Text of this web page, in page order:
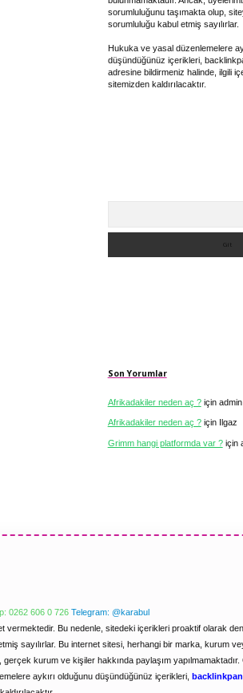
sorumluluğunu taşımakta olup,
sorumluluğu kabul etmiş sayılırlar.
Hukuka ve yasal düzenlemelere
düşündüğünüz içerikleri,
adresine bildirmeniz halinde, ilgili
sitemizden kaldırılacaktır.
Son Yorumlar
Afrikadakiler neden aç ?için admin
Afrikadakiler neden aç ?için Ilgaz
Grimm hangi platformda var ?için
0262 606 0 726 Telegram: @karabul
vermektedir. Bu nedenle, sitedeki içerikleri proaktif olarak
sayılırlar. Bu internet sitesi, herhangi bir marka, kurum
gerçek kurum ve kişiler hakkında paylaşım
aykırı olduğunu düşündüğünüz içerikleri,